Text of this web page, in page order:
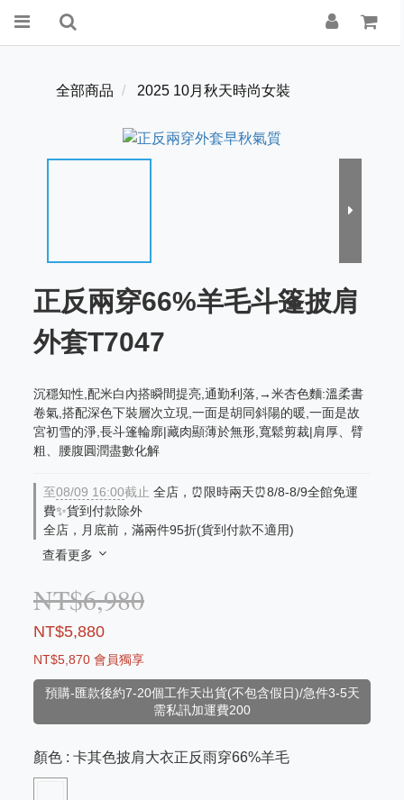
全部商品 2025 10月秋天時尚女裝
正反兩穿66%羊毛斗篷披肩
外套T7047
沉穩知性,配米白內搭瞬間提亮,通勤利落,→米杏色麵:溫柔書
卷氣,搭配深色下裝層次立現,一面是胡同斜陽的暖,一面是故
宮初雪的淨,長斗篷輪廓|藏肉顯薄於無形,寬鬆剪裁|肩厚、臂
粗、腰腹圓潤盡數化解
至08/09 16:00截止 全店，⏰限時兩天⏰8/8-8/9全館免運
費✨貨到付款除外
全店，月底前，滿兩件95折(貨到付款不適用)
查看更多
NT$6,980
NT$5,880
NT$5,870 會員獨享
預購-匯款後約7-20個工作天出貨(不包含假日)/急件3-5天
需私訊加運費200
顏色 : 卡其色披肩大衣正反雨穿66%羊毛